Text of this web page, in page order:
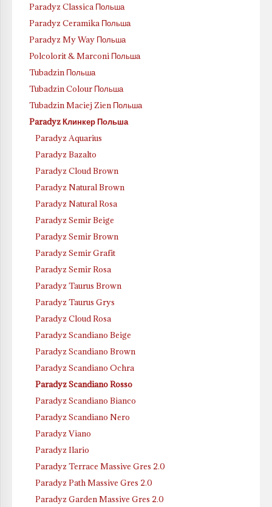
Paradyz Classica Польша
Paradyz Ceramika Польша
Paradyz My Way Польша
Polcolorit & Marconi Польша
Tubadzin Польша
Tubadzin Colour Польша
Tubadzin Maciej Zien Польша
Paradyz Клинкер Польша
Paradyz Aquarius
Paradyz Bazalto
Paradyz Cloud Brown
Paradyz Natural Brown
Paradyz Natural Rosa
Paradyz Semir Beige
Paradyz Semir Brown
Paradyz Semir Grafit
Paradyz Semir Rosa
Paradyz Taurus Brown
Paradyz Taurus Grys
Paradyz Cloud Rosa
Paradyz Scandiano Beige
Paradyz Scandiano Brown
Paradyz Scandiano Ochra
Paradyz Scandiano Rosso
Paradyz Scandiano Bianco
Paradyz Scandiano Nero
Paradyz Viano
Paradyz Ilario
Paradyz Terrace Massive Gres 2.0
Paradyz Path Massive Gres 2.0
Paradyz Garden Massive Gres 2.0